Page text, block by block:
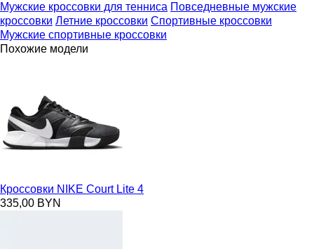
Мужские кроссовки для тенниса Повседневные мужские
кроссовки Летние кроссовки Спортивные кроссовки
Мужские спортивные кроссовки
Похожие модели
Кроссовки NIKE Court Lite 4
335,00 BYN